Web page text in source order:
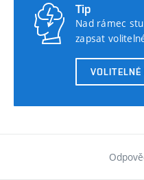
Tip
Nad rámec
zapsat
VOLITELNÉ